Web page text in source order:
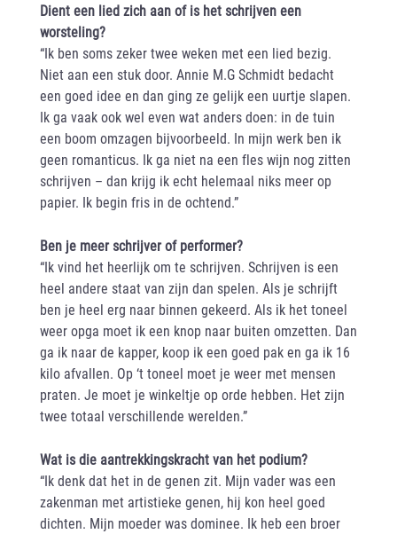
Dient een lied zich aan of is het schrijven een
worsteling?
“Ik ben soms zeker twee weken met een lied bezig.
Niet aan een stuk door. Annie M.G Schmidt bedacht
een goed idee en dan ging ze gelijk een uurtje slapen.
Ik ga vaak ook wel even wat anders doen: in de tuin
een boom omzagen bijvoorbeeld. In mijn werk ben ik
geen romanticus. Ik ga niet na een fles wijn nog zitten
schrijven – dan krijg ik echt helemaal niks meer op
papier. Ik begin fris in de ochtend.”
Ben je meer schrijver of performer?
“Ik vind het heerlijk om te schrijven. Schrijven is een
heel andere staat van zijn dan spelen. Als je schrijft
ben je heel erg naar binnen gekeerd. Als ik het toneel
weer opga moet ik een knop naar buiten omzetten. Dan
ga ik naar de kapper, koop ik een goed pak en ga ik 16
kilo afvallen. Op ‘t toneel moet je weer met mensen
praten. Je moet je winkeltje op orde hebben. Het zijn
twee totaal verschillende werelden.”
Wat is die aantrekkingskracht van het podium?
“Ik denk dat het in de genen zit. Mijn vader was een
zakenman met artistieke genen, hij kon heel goed
dichten. Mijn moeder was dominee. Ik heb een broer